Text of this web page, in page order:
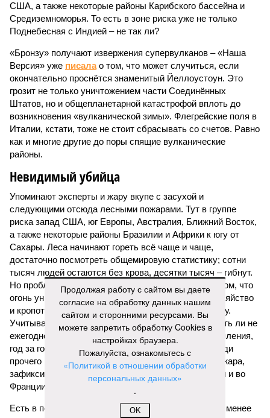
США, а также некоторые районы Карибского бассейна и
Средиземноморья. То есть в зоне риска уже не только
Поднебесная с Индией – не так ли?
«Бронзу» получают извержения супервулканов – «Наша
Версия» уже писалао том, что может случиться, если
окончательно проснётся знаменитый Йеллоустоун. Это
грозит не только уничтожением части Соединённых
Штатов, но и общепланетарной катастрофой вплоть до
возникновения «вулканической зимы». Флегрейские поля в
Италии, кстати, тоже не стоит сбрасывать со счетов. Равно
как и многие другие до поры спящие вулканические
районы.
Невидимый убийца
Упоминают эксперты и жару вкупе с засухой и
следующими отсюда лесными пожарами. Тут в группе
риска запад США, юг Европы, Австралия, Ближний Восток,
а также некоторые районы Бразилии и Африки к югу от
Сахары. Леса начинают гореть всё чаще и чаще,
достаточно посмотреть общемировую статистику; сотни
тысяч людей остаются без крова, десятки тысяч – гибнут.
Но проблема не только в этом. Проблема ещё и в том, что
огонь уничтожает лесную экосистему, сельское хозяйство
и кропотливо созданную человеком инфраструктуру.
Учитывая то, что пожары начинают становиться чуть ли не
ежегодной реальностью на фоне глобального потепления,
год за годом их будет всё больше, и здесь уже среди
прочего в большой опасности Европа. Небывалая жара,
зафиксированная в этом и прошлом годах в Италии и во
Франции, тому лучшее подтверждение.
Есть в перечне A-Z Animals и экзотика, впрочем, не менее
Продолжая работу с сайтом вы даете
согласие на обработку данных нашим
сайтом и сторонними ресурсами. Вы
можете запретить обработку Cookies в
настройках браузера.
Пожалуйста, ознакомьтесь с
«Политикой в отношении обработки
персональных данных»
.
OK